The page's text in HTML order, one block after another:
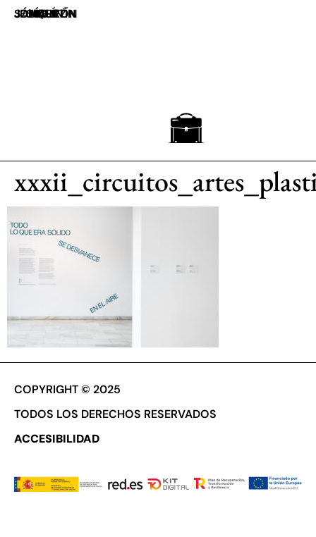
JOAQUÍN JESÚS SÁNCHEZ
UN MALETÍN MARRÓN
COPYRIGHT © 2025
TODOS LOS DERECHOS RESERVADOS
ACCESIBILIDAD